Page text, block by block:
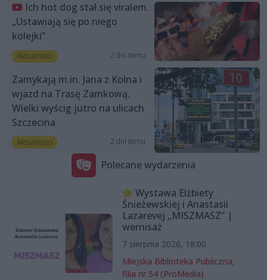
Ich hot dog stał się viralem.
„Ustawiają się po niego
kolejki”
Aktualności 2 dni temu
Zamykają m.in. Jana z Kolna i
wjazd na Trasę Zamkową.
Wielki wyścig jutro na ulicach
Szczecina
Aktualności 2 dni temu
Polecane wydarzenia
Wystawa Elżbiety
Śnieżewskiej i Anastasii
Lazarevej „MISZMASZ” |
wernisaż
7 sierpnia 2026, 18:00
Miejska Biblioteka Publiczna,
filia nr 54 (ProMedia)